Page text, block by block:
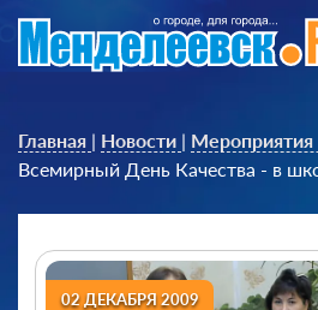
Главная | Новости | Мероприятия
Всемирный День Качества - в
02 ДЕКАБРЯ 2009